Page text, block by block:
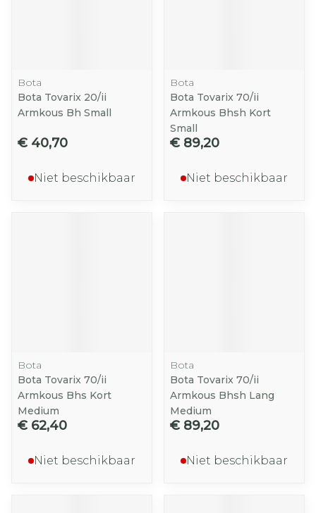
Bota
Bota Tovarix 20/ii
Armkous Bh Small
€ 40,70
Niet beschikbaar
Bota
Bota Tovarix 70/ii
Armkous Bhsh Kort
Small
€ 89,20
Niet beschikbaar
Bota
Bota Tovarix 70/ii
Armkous Bhs Kort
Medium
€ 62,40
Niet beschikbaar
Bota
Bota Tovarix 70/ii
Armkous Bhsh Lang
Medium
€ 89,20
Niet beschikbaar